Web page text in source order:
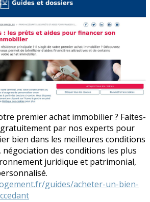
premier achat immobilier ? Faites-
par nos experts pour
bien dans les meilleures conditions
des conditions les plus
juridique et patrimonial,
guides/acheter-un-bien-